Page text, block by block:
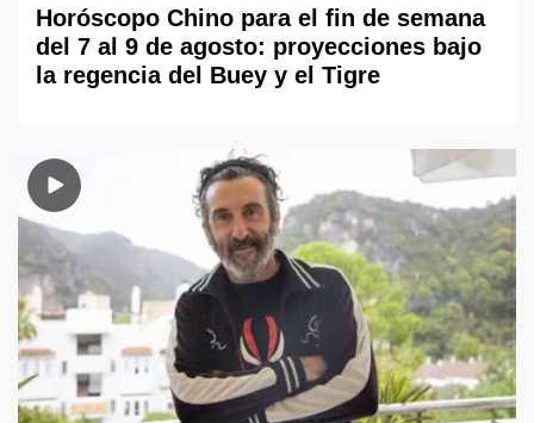
Horóscopo Chino para el fin de semana
del 7 al 9 de agosto: proyecciones bajo
la regencia del Buey y el Tigre